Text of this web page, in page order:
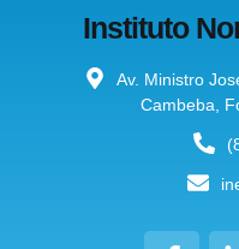
Instituto
Av. Ministro
Cambeba,